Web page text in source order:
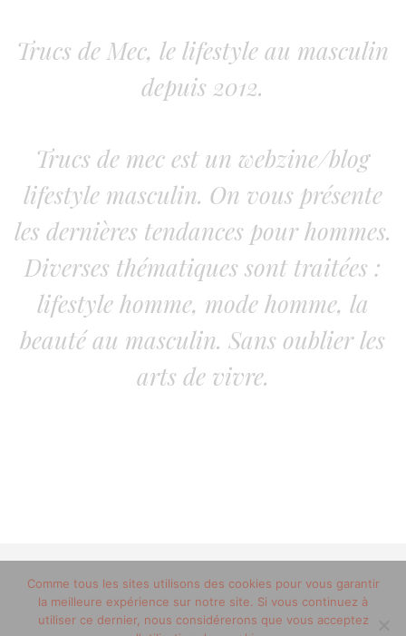
Trucs de Mec, le lifestyle au masculin
depuis 2012.
Trucs de mec est un webzine/blog
lifestyle masculin. On vous présente
les dernières tendances pour hommes.
Diverses thématiques sont traitées :
lifestyle homme, mode homme, la
beauté au masculin. Sans oublier les
arts de vivre.
© 2012-2020 copyright trucsdemec.fr - blog lifestyle
masculin/Tous droits réservés
Comme tous les sites utilisons des cookies pour vous garantir
la meilleure expérience sur notre site. Si vous continuez à
utiliser ce dernier, nous considérerons que vous acceptez